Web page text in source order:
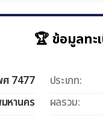
🏆 ข้อมูลทะ
7477
หานคร
ประเภท:
ผลรวม: